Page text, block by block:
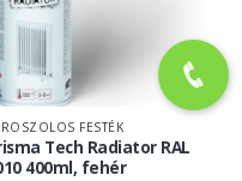
FESTÉK
Tech Radiator RAL
400ml, fehér